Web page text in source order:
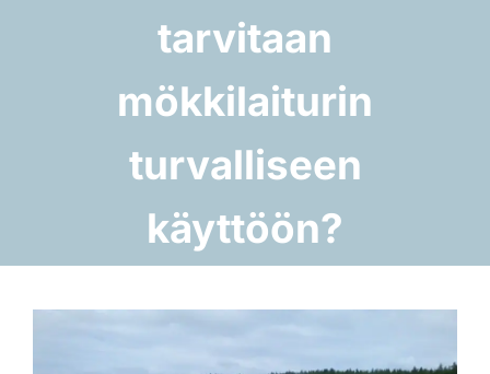
tarvitaan
mökkilaiturin
turvalliseen
käyttöön?